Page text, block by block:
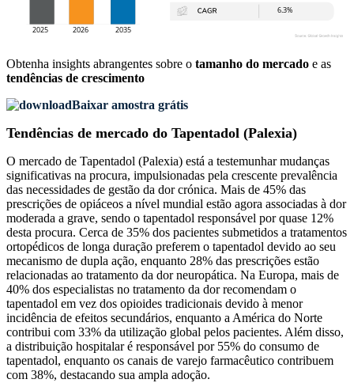
Obtenha insights abrangentes sobre o tamanho do mercado e as
tendências de crescimento
Baixar amostra grátis
Tendências de mercado do Tapentadol (Palexia)
O mercado de Tapentadol (Palexia) está a testemunhar mudanças
significativas na procura, impulsionadas pela crescente prevalência
das necessidades de gestão da dor crónica. Mais de 45% das
prescrições de opiáceos a nível mundial estão agora associadas à dor
moderada a grave, sendo o tapentadol responsável por quase 12%
desta procura. Cerca de 35% dos pacientes submetidos a tratamentos
ortopédicos de longa duração preferem o tapentadol devido ao seu
mecanismo de dupla ação, enquanto 28% das prescrições estão
relacionadas ao tratamento da dor neuropática. Na Europa, mais de
40% dos especialistas no tratamento da dor recomendam o
tapentadol em vez dos opioides tradicionais devido à menor
incidência de efeitos secundários, enquanto a América do Norte
contribui com 33% da utilização global pelos pacientes. Além disso,
a distribuição hospitalar é responsável por 55% do consumo de
tapentadol, enquanto os canais de varejo farmacêutico contribuem
com 38%, destacando sua ampla adoção.